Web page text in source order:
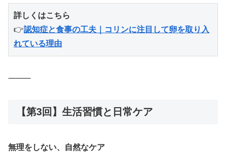
詳しくはこちら
👉認知症と食事の工夫｜コリンに注目して卵を取り入
れている理由
⸻
【第3回】生活習慣と日常ケア
無理をしない、自然なケア